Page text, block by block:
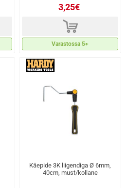
3,25€
d
Varastossa 5+
Käepide 3K liigendiga Ø 6mm,
40cm, must/kollane